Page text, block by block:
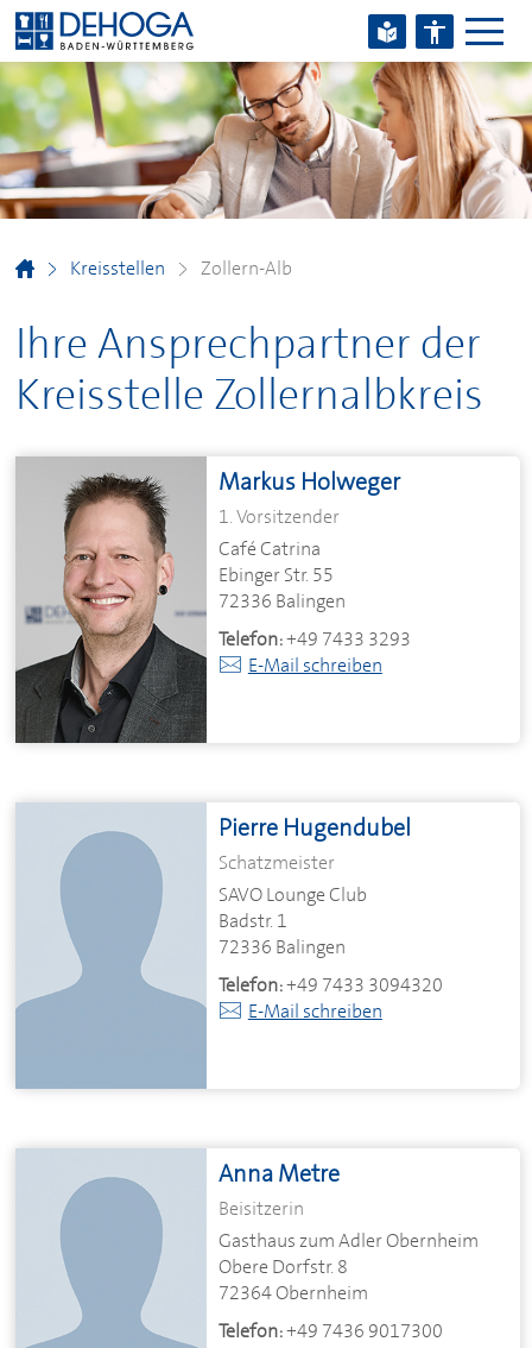
Zum Hauptinhalt springen
Zum Footerinhalt springen
Kreisstellen Zollern-Alb
Ihre Ansprechpartner der
Kreisstelle Zollernalbkreis
Markus Holweger
1. Vorsitzender
Café Catrina
Ebinger Str. 55
72336 Balingen
Telefon:+49 7433 3293
E-Mail schreiben
Pierre Hugendubel
Schatzmeister
SAVO Lounge Club
Badstr. 1
72336 Balingen
Telefon:+49 7433 3094320
E-Mail schreiben
Anna Metre
Beisitzerin
Gasthaus zum Adler Obernheim
Obere Dorfstr. 8
72364 Obernheim
Telefon:+49 7436 9017300